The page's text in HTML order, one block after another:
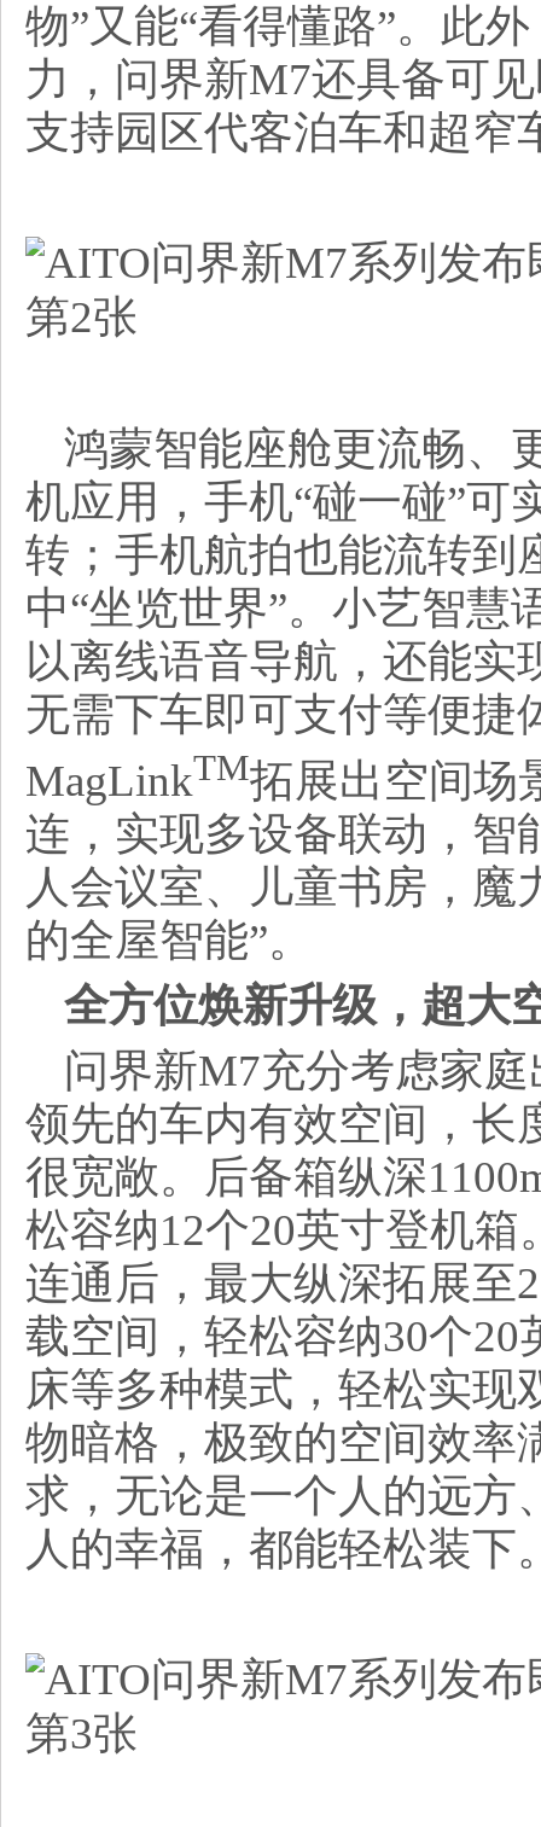
物”又能“看得懂路”。此
力，问界新M7还具备可
支持园区代客泊车和超窄
鸿蒙智能座舱更流畅、
机应用，手机“碰一碰”可
转；手机航拍也能流转到
中“坐览世界”。小艺智慧
以离线语音导航，还能
无需下车即可支付等便捷
MagLinkTM拓展出空间场
连，实现多设备联动，智
人会议室、儿童书房，魔
的全屋智能”。
全方位焕新升级，超大
问界新M7充分考虑家
领先的车内有效空间，长
很宽敞。后备箱纵深
松容纳12个20英寸登机
连通后，最大纵深拓展至
载空间，轻松容纳30个
床等多种模式，轻松实现
物暗格，极致的空间效率
求，无论是一个人的远方
人的幸福，都能轻松装下